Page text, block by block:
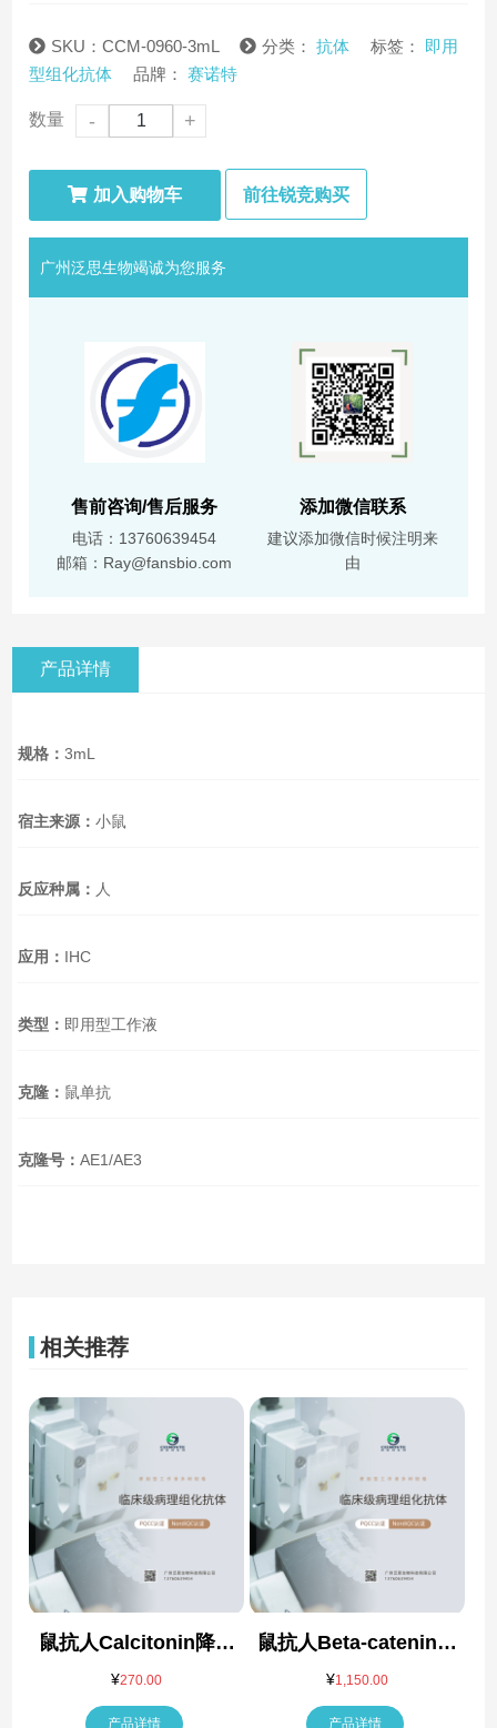
SKU：CCM-0960-3mL 分类：抗体 标签： 即用
型组化抗体
品牌：赛诺特
数量 - +
加入购物车 前往锐竞购买
广州泛思生物竭诚为您服务
售前咨询/售后服务
电话：13760639454
邮箱：Ray@fansbio.com
添加微信联系
建议添加微信时候注明来
由
产品详情
规格：3mL
宿主来源：小鼠
反应种属： 人
应用： IHC
类型： 即用型工作液
克隆： 鼠单抗
克隆号：AE1/AE3
相关推荐
鼠抗人Calcitonin降钙
素抗体
¥270.00
产品详情
鼠抗人Beta-catenin抗
体
¥1,150.00
产品详情